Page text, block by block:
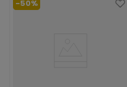
-50%